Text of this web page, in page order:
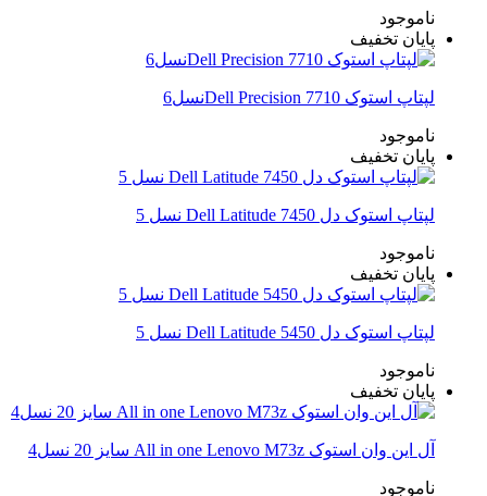
ناموجود
پایان تخفیف
لپتاپ استوک Dell Precision 7710نسل6
ناموجود
پایان تخفیف
لپتاپ استوک دل Dell Latitude 7450 نسل 5
ناموجود
پایان تخفیف
لپتاپ استوک دل Dell Latitude 5450 نسل 5
ناموجود
پایان تخفیف
آل این وان استوک All in one Lenovo M73z سایز 20 نسل4
ناموجود